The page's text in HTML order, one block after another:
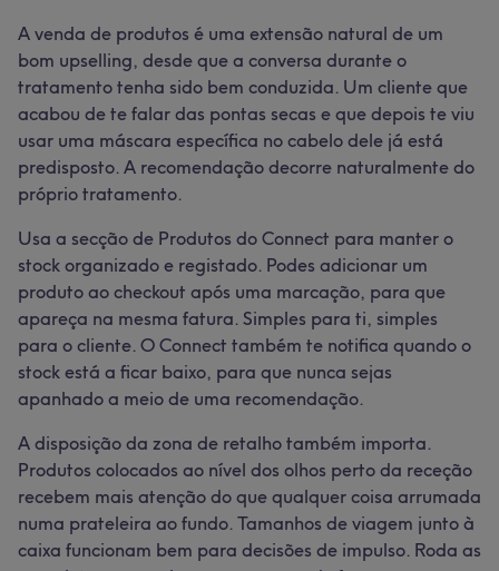
A venda de produtos é uma extensão natural de um
bom upselling, desde que a conversa durante o
tratamento tenha sido bem conduzida. Um cliente que
acabou de te falar das pontas secas e que depois te viu
usar uma máscara específica no cabelo dele já está
predisposto. A recomendação decorre naturalmente do
próprio tratamento.
Usa a secção de Produtos do Connect para manter o
stock organizado e registado. Podes adicionar um
produto ao checkout após uma marcação, para que
apareça na mesma fatura. Simples para ti, simples
para o cliente. O Connect também te notifica quando o
stock está a ficar baixo, para que nunca sejas
apanhado a meio de uma recomendação.
A disposição da zona de retalho também importa.
Produtos colocados ao nível dos olhos perto da receção
recebem mais atenção do que qualquer coisa arrumada
numa prateleira ao fundo. Tamanhos de viagem junto à
caixa funcionam bem para decisões de impulso. Roda as